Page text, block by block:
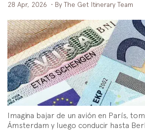
28 Apr, 2026 • By The Get Itinerary Team
Imagina bajar de un avión en París,
Ámsterdam y luego conducir hasta